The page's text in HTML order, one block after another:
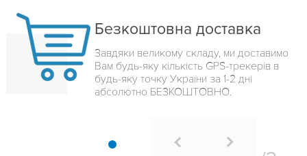
Безкоштовна доставка
Завдяки великому складу, ми доставимо
Вам будь-яку кількість GPS-трекерів в
будь-яку точку України за 1-2 дні
абсолютно БЕЗКОШТОВНО.